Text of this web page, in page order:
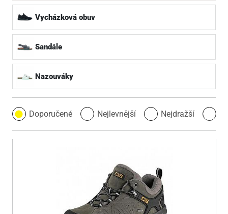
Vycházková obuv
Sandále
Nazouváky
Doporučené Nejlevnější Nejdražší